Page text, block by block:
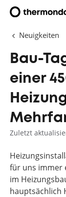
Neuigkeiten
Bau-
einer
Zuletzt
für uns immer
im
hauptsächlich